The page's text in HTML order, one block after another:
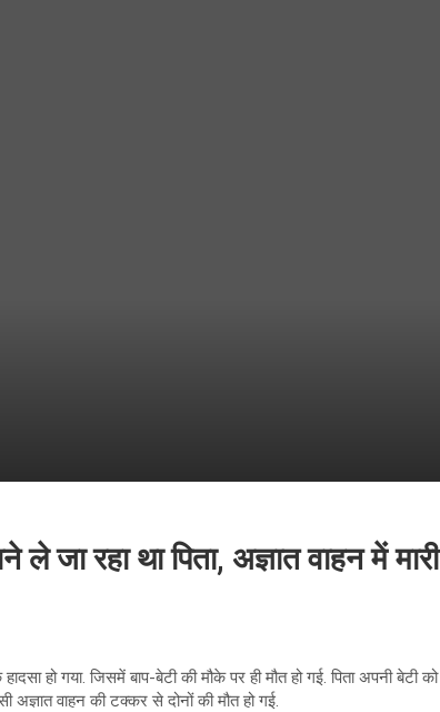
ले जा रहा था पिता, अज्ञात वाहन में मारी
हो गया. जिसमें बाप-बेटी की मौके पर ही मौत हो गई. पिता अपनी बेटी को
वाहन की टक्‍कर से दोनों की मौत हो गई.